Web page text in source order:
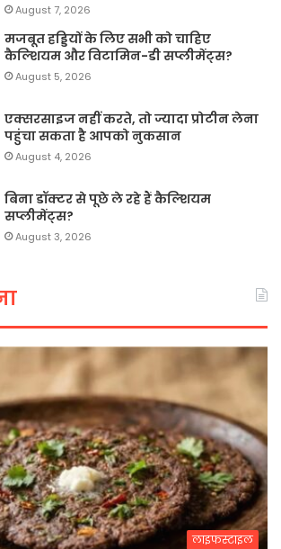
August 7, 2026
मजबूत हड्डियों के लिए सभी को चाहिए
कैल्शियम और विटामिन-डी सप्लीमेंट्स?
August 5, 2026
एक्सरसाइज नहीं करते, तो ज्यादा प्रोटीन लेना
पहुंचा सकता है आपको नुकसान
August 4, 2026
बिना डॉक्टर से पूछे ले रहे हैं कैल्शियम
सप्लीमेंट्स?
August 3, 2026
लाइफस्टाइल